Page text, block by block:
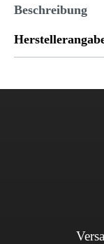
Beschreibung